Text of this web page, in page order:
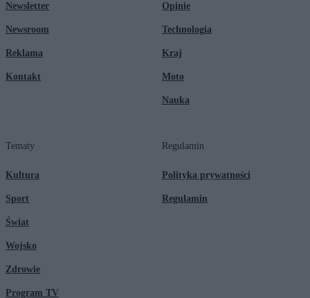
Newsletter
Newsroom
Reklama
Kontakt
Opinie
Technologia
Kraj
Moto
Nauka
Tematy
Kultura
Sport
Świat
Wojsko
Zdrowie
Program TV
Regulamin
Polityka prywatności
Regulamin